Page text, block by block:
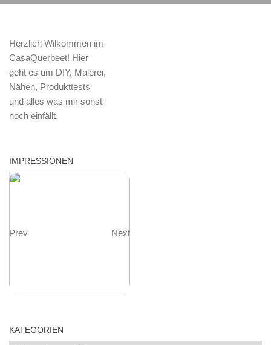
Herzlich Wilkommen im
CasaQuerbeet! Hier
geht es um DIY, Malerei,
Nähen, Produkttests
und alles was mir sonst
noch einfällt.
IMPRESSIONEN
Prev Next
KATEGORIEN